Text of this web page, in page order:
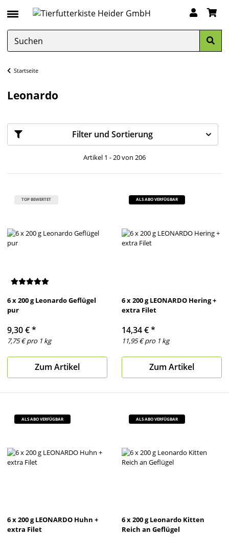
Startseite
Leonardo
Filter und Sortierung
Artikel 1 - 20 von 206
TOP BEWERTET
6 x 200 g Leonardo Geflügel
pur
9,30 €*
7,75 € pro 1 kg
Zum Artikel
ALS ABO VERFÜGBAR
6 x 200 g LEONARDO Hering +
extra Filet
14,34 €*
11,95 € pro 1 kg
Zum Artikel
ALS ABO VERFÜGBAR
6 x 200 g LEONARDO Huhn +
extra Filet
ALS ABO VERFÜGBAR
6 x 200 g Leonardo Kitten
Reich an Geflügel